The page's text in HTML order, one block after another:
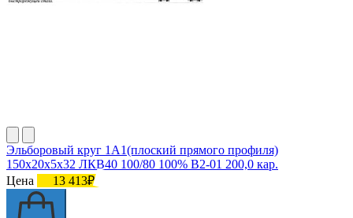
Эльборовый круг 1А1(плоский прямого профиля)
150х20х5х32 ЛКВ40 100/80 100% В2-01 200,0 кар.
Цена
13 413₽